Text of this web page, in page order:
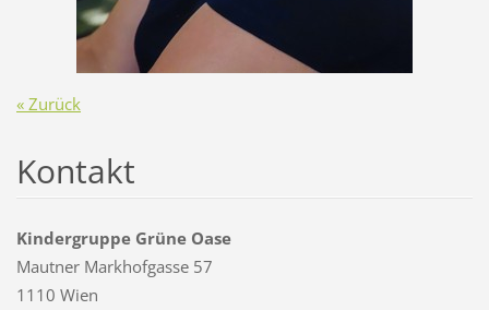
« Zurück
Kontakt
Kindergruppe Grüne Oase
Mautner Markhofgasse 57
1110 Wien